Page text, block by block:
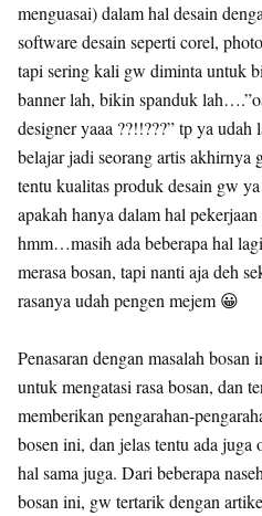
menguasai) dalam hal desain
software desain seperti corel,
tapi sering kali gw diminta untuk
banner lah, bikin spanduk
designer yaaa ??!!???” tp ya
belajar jadi seorang artis akhirnya
tentu kualitas produk desain gw
apakah hanya dalam hal
hmm…masih ada beberapa hal
merasa bosan, tapi nanti aja deh
rasanya udah pengen mejem 😀
Penasaran dengan masalah
untuk mengatasi rasa bosan, dan
memberikan pengarahan-
bosen ini, dan jelas tentu ada juga
hal sama juga. Dari beberapa
bosan ini, gw tertarik dengan